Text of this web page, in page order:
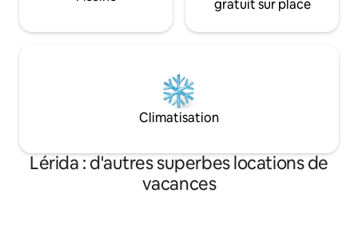
gratuit sur place
Climatisation
Lérida : d'autres superbes locations de
vacances